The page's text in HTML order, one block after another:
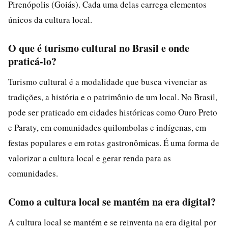
Pirenópolis (Goiás). Cada uma delas carrega elementos
únicos da cultura local.
O que é turismo cultural no Brasil e onde
praticá-lo?
Turismo cultural é a modalidade que busca vivenciar as
tradições, a história e o patrimônio de um local. No Brasil,
pode ser praticado em cidades históricas como Ouro Preto
e Paraty, em comunidades quilombolas e indígenas, em
festas populares e em rotas gastronômicas. É uma forma de
valorizar a cultura local e gerar renda para as
comunidades.
Como a cultura local se mantém na era digital?
A cultura local se mantém e se reinventa na era digital por